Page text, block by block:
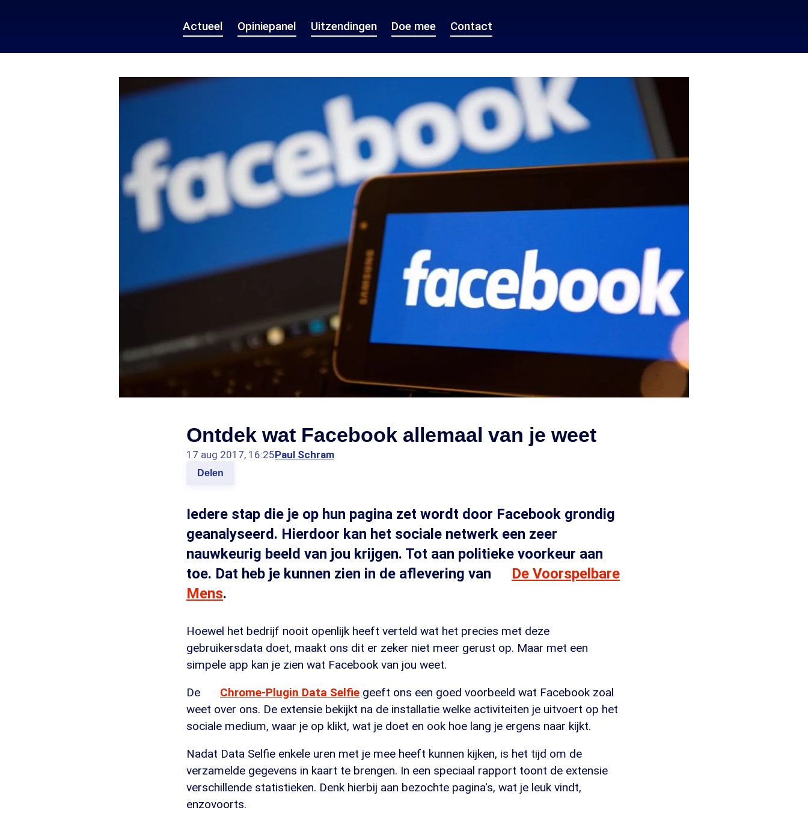
Actueel Opiniepanel Uitzendingen Doe mee Contact
Ontdek wat Facebook allemaal van je weet
17 aug 2017, 16:25Paul Schram
Delen
Iedere stap die je op hun pagina zet wordt door Facebook grondig
geanalyseerd. Hierdoor kan het sociale netwerk een zeer
nauwkeurig beeld van jou krijgen. Tot aan politieke voorkeur aan
toe. Dat heb je kunnen zien in de aflevering van
De Voorspelbare
Mens.
Hoewel het bedrijf nooit openlijk heeft verteld wat het precies met deze
gebruikersdata doet, maakt ons dit er zeker niet meer gerust op. Maar met een
simpele app kan je zien wat Facebook van jou weet.
De
Chrome-Plugin Data Selfie geeft ons een goed voorbeeld wat Facebook zoal
weet over ons. De extensie bekijkt na de installatie welke activiteiten je uitvoert op het
sociale medium, waar je op klikt, wat je doet en ook hoe lang je ergens naar kijkt.
Nadat Data Selfie enkele uren met je mee heeft kunnen kijken, is het tijd om de
verzamelde gegevens in kaart te brengen. In een speciaal rapport toont de extensie
verschillende statistieken. Denk hierbij aan bezochte pagina's, wat je leuk vindt,
enzovoorts.